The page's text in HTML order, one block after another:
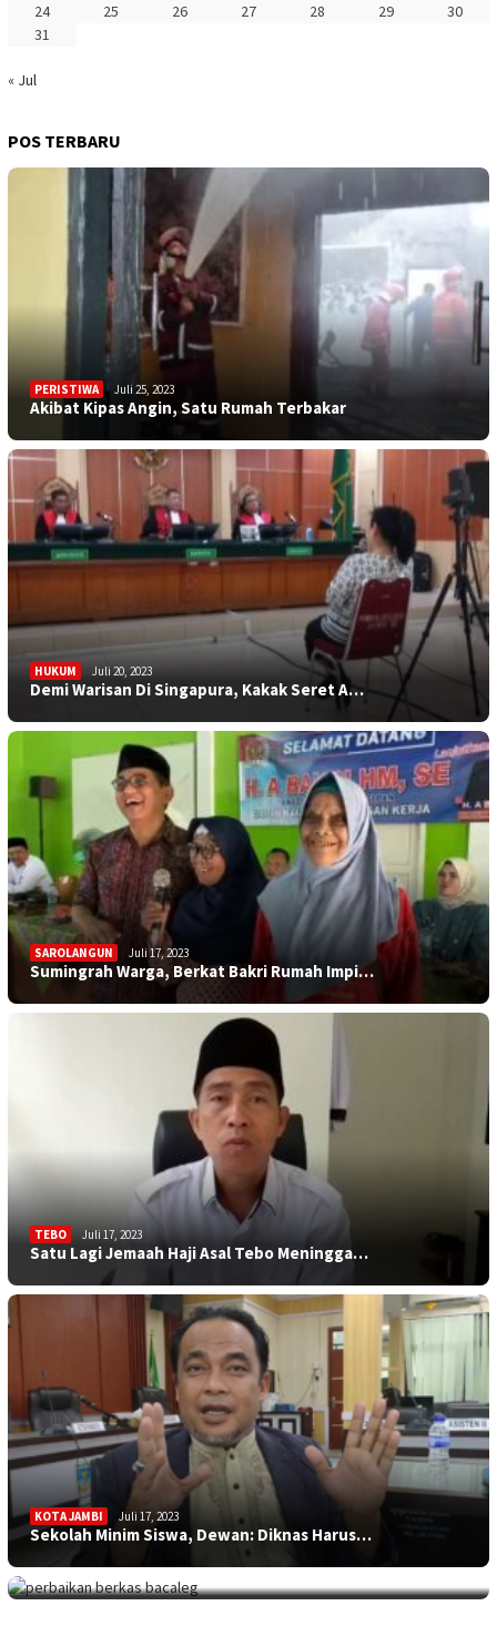
24
25 26 27 28 29
30
31
« Jul
POS TERBARU
PERISTIWA Juli 25, 2023
Akibat Kipas Angin, Satu Rumah Terbakar
HUKUM Juli 20, 2023
Demi Warisan Di Singapura, Kakak Seret A…
SAROLANGUN Juli 17, 2023
Sumingrah Warga, Berkat Bakri Rumah Impi…
TEBO Juli 17, 2023
Satu Lagi Jemaah Haji Asal Tebo Meningga…
KOTA JAMBI Juli 17, 2023
Sekolah Minim Siswa, Dewan: Diknas Harus…
TEBO Juli 17, 2023
Perpanjangan Perbaikan Berkas Bacaleg, 9…